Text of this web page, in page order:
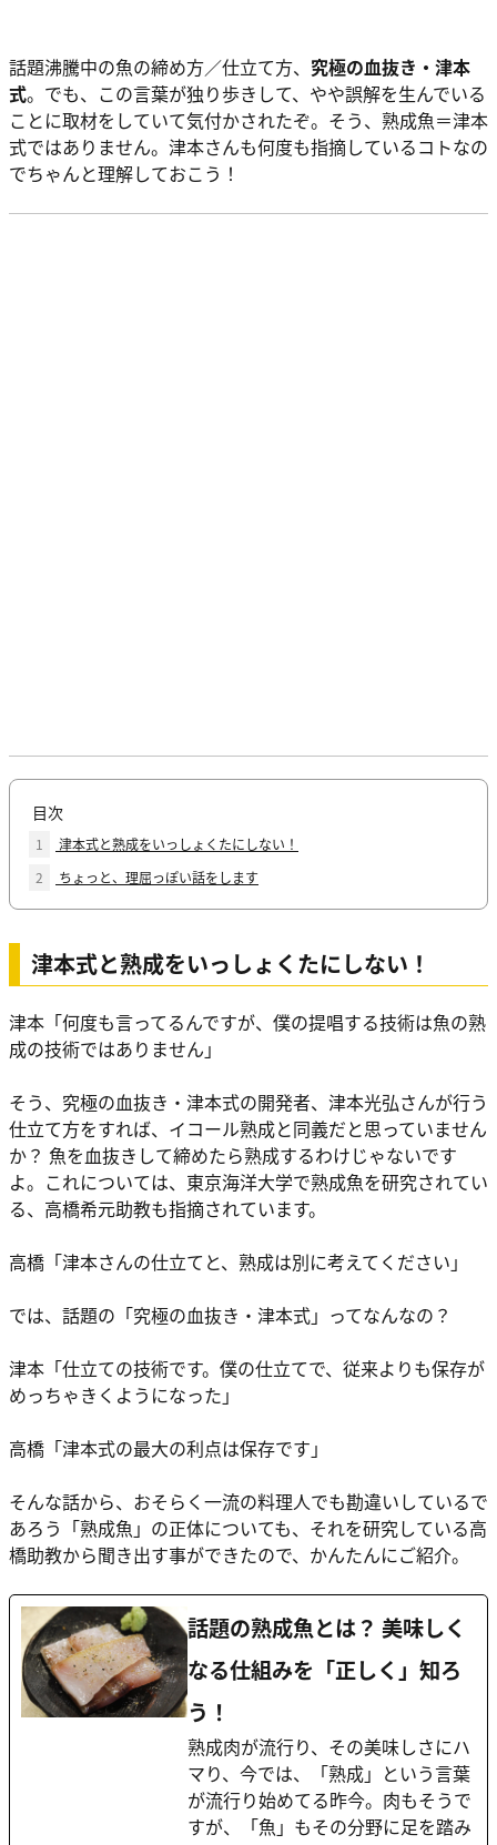
話題沸騰中の魚の締め方／仕立て方、 究極の血抜き・津本
式。でも、この言葉が独り歩きして、やや誤解を生んでいる
ことに取材をしていて気付かされたぞ。そう、熟成魚＝津本
式ではありません。津本さんも何度も指摘しているコトなの
でちゃんと理解しておこう！
目次
1
津本式と熟成をいっしょくたにしない！
2
ちょっと、理屈っぽい話をします
津本式と熟成をいっしょくたにしない！
津本「何度も言ってるんですが、僕の提唱する技術は魚の熟
成の技術ではありません」
そう、究極の血抜き・津本式の開発者、津本光弘さんが行う
仕立て方をすれば、イコール熟成と同義だと思っていません
か？ 魚を血抜きして締めたら熟成するわけじゃないです
よ。これについては、東京海洋大学で熟成魚を研究されてい
る、高橋希元助教も指摘されています。
高橋「津本さんの仕立てと、熟成は別に考えてください」
では、話題の「究極の血抜き・津本式」ってなんなの？
津本「仕立ての技術です。僕の仕立てで、従来よりも保存が
めっちゃきくようになった」
高橋「津本式の最大の利点は保存です」
そんな話から、おそらく一流の料理人でも勘違いしているで
あろう「熟成魚」の正体についても、それを研究している高
橋助教から聞き出す事ができたので、かんたんにご紹介。
話題の熟成魚とは？ 美味しく
なる仕組みを「正しく」知ろ
う！
熟成肉が流行り、その美味しさにハ
マり、今では、「熟成」という言葉
が流行り始めてる昨今。肉もそうで
すが、「魚」もその分野に足を踏み